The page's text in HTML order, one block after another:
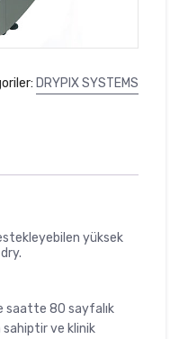
DRYPIX SYSTEMS
yüksek
saatte 80 sayfalık
sahiptir ve klinik